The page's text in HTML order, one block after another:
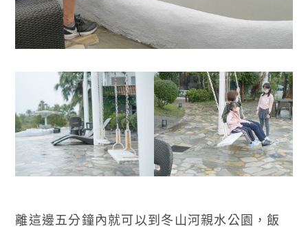
離這邊五分鐘內就可以到冬山河親水公園，飯